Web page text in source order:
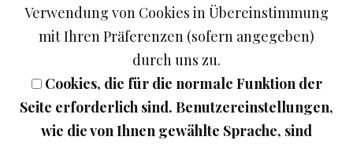
sich z.B. sehr gut nach einer kräftigen Brotzeit.
9.20 EUR
In den Warenkorb legen
Verwendung von Cookies in Übereinstimmung
mit Ihren Präferenzen (sofern angegeben)
durch uns zu.
Cookies, die für die normale Funktion der
Seite erforderlich sind. Benutzereinstellungen,
wie die von Ihnen gewählte Sprache, sind